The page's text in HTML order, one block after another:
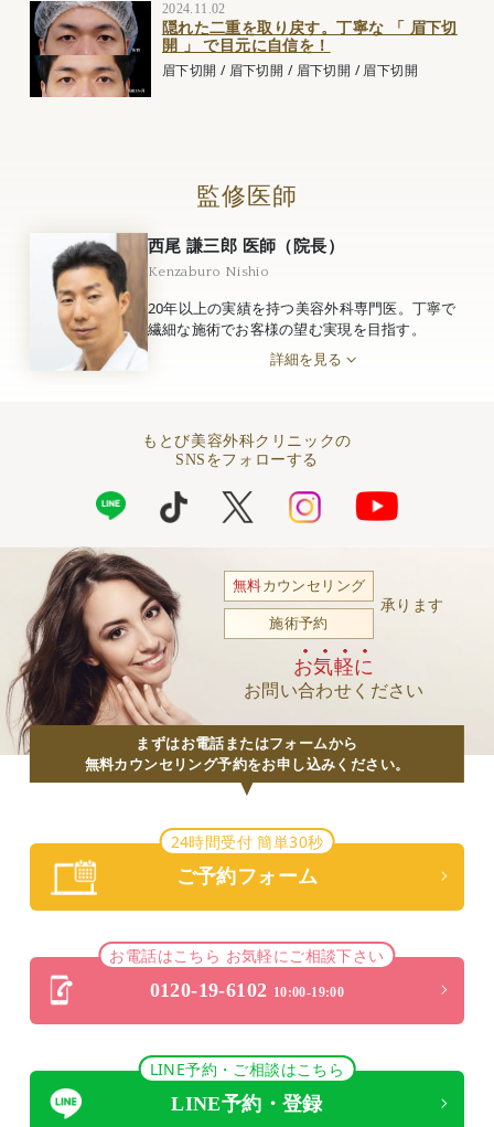
2024.11.02
隠れた二重を取り戻す。丁寧な 「 眉下切
開 」 で目元に自信を！
眉下切開 / 眉下切開 / 眉下切開 /眉下切開
監修医師
西尾 謙三郎 医師（院長）
Kenzaburo Nishio
20年以上の実績を持つ美容外科専門医。丁寧で
繊細な施術でお客様の望む実現を目指す。
詳細を見る
もとび美容外科クリニックの
SNSをフォローする
無料カウンセリング
施術予約
承ります
お気軽に
お問い合わせください
まずはお電話またはフォームから
無料カウンセリング予約をお申し込みください。
24時間受付 簡単30秒
ご予約フォーム
お電話はこちら お気軽にご相談下さい
0120-19-6102 10:00-19:00
LINE予約・ご相談はこちら
LINE予約・登録